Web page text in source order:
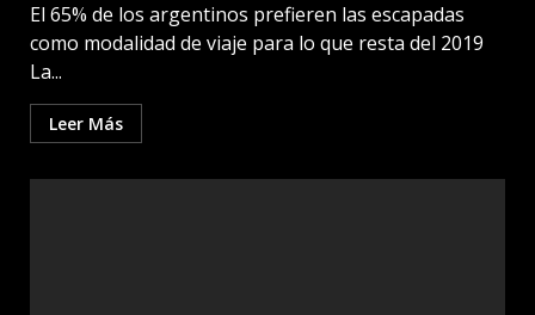
El 65% de los argentinos prefieren las escapadas
como modalidad de viaje para lo que resta del 2019
La...
Leer Más